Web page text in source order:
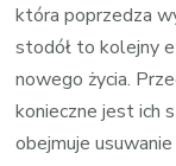
która poprzedza
stodół to kolejny
nowego życia.
konieczne jest ich
obejmuje